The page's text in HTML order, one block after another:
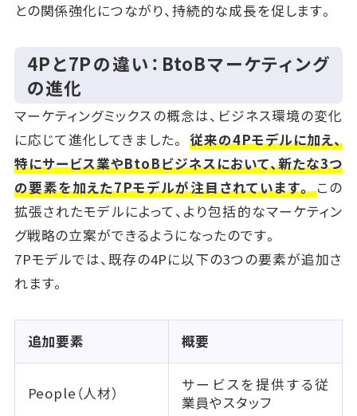
との関係強化につながり、持続的な成長を促します。
4Pと7Pの違い：BtoBマーケティング
の進化
マーケティングミックスの概念は、ビジネス環境の変化
に応じて進化してきました。 従来の4Pモデルに加え、
特にサービス業やBtoBビジネスにおいて、新たな3つ
の要素を加えた7Pモデルが注目されています。この
拡張されたモデルによって、より包括的なマーケティン
グ戦略の立案ができるようになったのです。
7Pモデルでは、既存の4Pに以下の3つの要素が追加さ
れます。
追加要素 概要
People（人材）
サービスを提供する従
業員やスタッフ